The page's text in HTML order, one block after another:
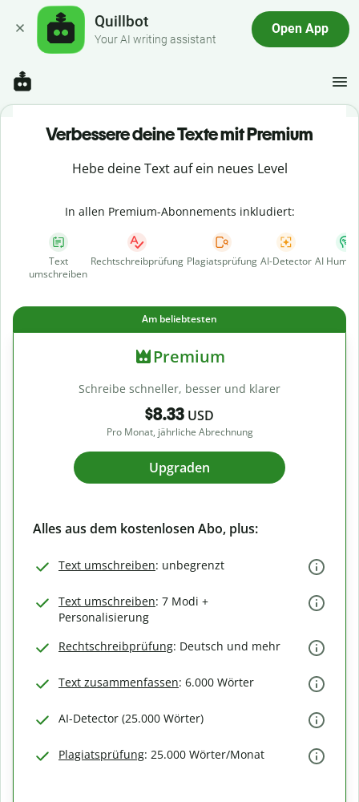
Quillbot
Your AI writing assistant
Open App
Verbessere deine Texte mit Premium
Hebe deine Text auf ein neues Level
In allen Premium-Abonnements inkludiert:
Text
umschreiben
Rechtschreibprüfung Plagiatsprüfung AI-Detector AI
Am beliebtesten
Premium
Schreibe schneller, besser und klarer
$8.33 USD
Pro Monat, jährliche Abrechnung
Upgraden
Alles aus dem kostenlosen Abo, plus:
Text umschreiben: unbegrenzt
Text umschreiben: 7 Modi +
Personalisierung
Rechtschreibprüfung: Deutsch und mehr
Text zusammenfassen: 6.000 Wörter
AI-Detector (25.000 Wörter)
Plagiatsprüfung: 25.000 Wörter/Monat